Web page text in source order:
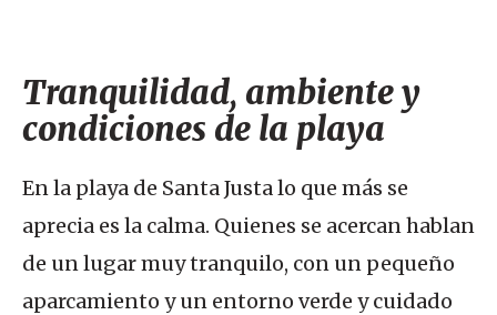
Tranquilidad, ambiente y
condiciones de la playa
En la playa de Santa Justa lo que más se
aprecia es la calma. Quienes se acercan hablan
de un lugar muy tranquilo, con un pequeño
aparcamiento y un entorno verde y cuidado